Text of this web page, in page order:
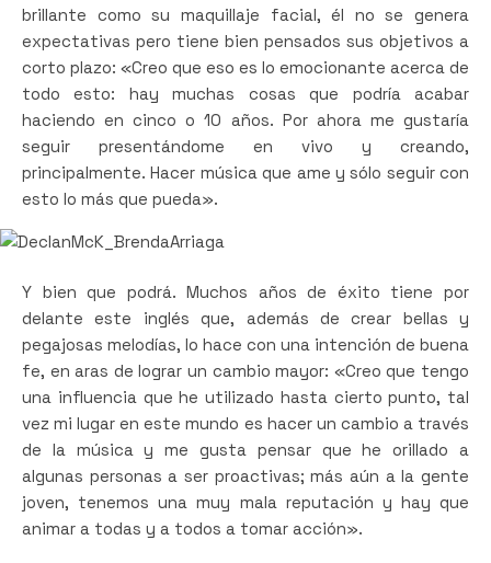
brillante como su maquillaje facial, él no se genera
expectativas pero tiene bien pensados sus objetivos a
corto plazo: «Creo que eso es lo emocionante acerca de
todo esto: hay muchas cosas que podría acabar
haciendo en cinco o 10 años. Por ahora me gustaría
seguir presentándome en vivo y creando,
principalmente. Hacer música que ame y sólo seguir con
esto lo más que pueda».
Y bien que podrá. Muchos años de éxito tiene por
delante este inglés que, además de crear bellas y
pegajosas melodías, lo hace con una intención de buena
fe, en aras de lograr un cambio mayor: «Creo que tengo
una influencia que he utilizado hasta cierto punto, tal
vez mi lugar en este mundo es hacer un cambio a través
de la música y me gusta pensar que he orillado a
algunas personas a ser proactivas; más aún a la gente
joven, tenemos una muy mala reputación y hay que
animar a todas y a todos a tomar acción».